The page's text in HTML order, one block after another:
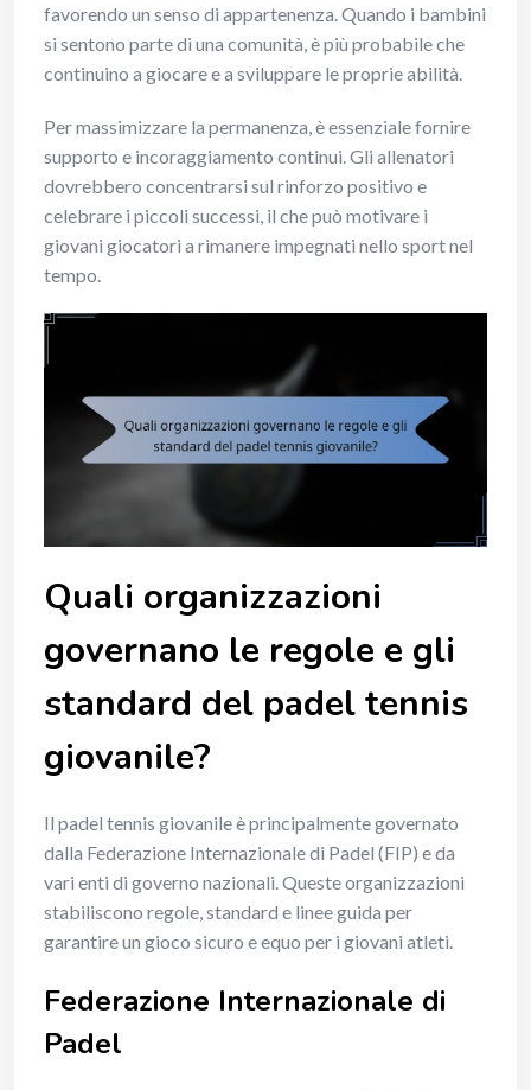
favorendo un senso di appartenenza. Quando i bambini
si sentono parte di una comunità, è più probabile che
continuino a giocare e a sviluppare le proprie abilità.
Per massimizzare la permanenza, è essenziale fornire
supporto e incoraggiamento continui. Gli allenatori
dovrebbero concentrarsi sul rinforzo positivo e
celebrare i piccoli successi, il che può motivare i
giovani giocatori a rimanere impegnati nello sport nel
tempo.
Quali organizzazioni
governano le regole e gli
standard del padel tennis
giovanile?
Il padel tennis giovanile è principalmente governato
dalla Federazione Internazionale di Padel (FIP) e da
vari enti di governo nazionali. Queste organizzazioni
stabiliscono regole, standard e linee guida per
garantire un gioco sicuro e equo per i giovani atleti.
Federazione Internazionale di
Padel